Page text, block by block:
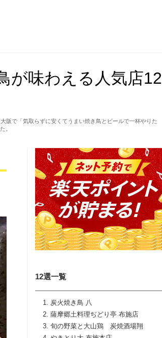
が味わえる人気店12
阪で「気取らずに安くてうまい焼き鳥とビールで一杯やりた
。
12選一覧
炭火焼き鳥 八
薩摩郷土料理ぢどり亭 布施店
旬の野菜と大山鶏 炭焼酒場翔